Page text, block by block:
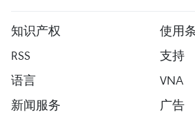
知识产权
使用
RSS
支持
语言
VNA
新闻服务
广告